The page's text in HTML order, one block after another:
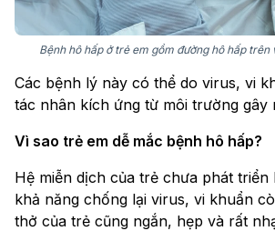
Bệnh hô hấp ở trẻ em gồm đường hô hấp trên
Các bệnh lý này có thể do virus, vi
tác nhân kích ứng từ môi trường gây
Vì sao trẻ em dễ mắc bệnh hô hấp?
Hệ miễn dịch của trẻ chưa phát triển
khả năng chống lại virus, vi khuẩn
thở của trẻ cũng ngắn, hẹp và rất